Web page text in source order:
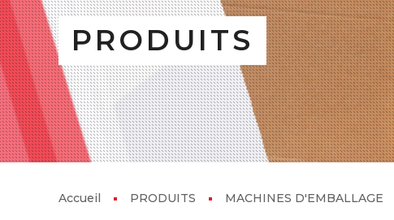
PRODUITS
Accueil PRODUITS MACHINES D'EMBALLAGE